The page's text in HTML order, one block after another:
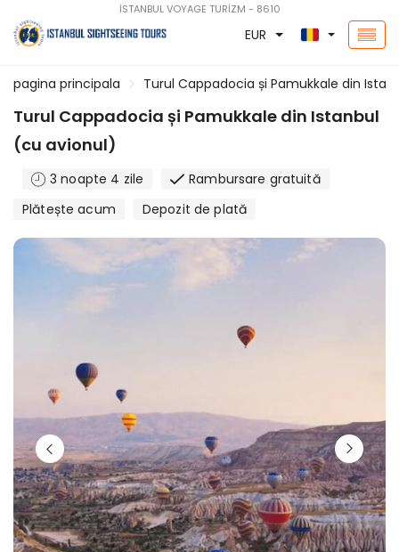
İSTANBUL VOYAGE TURİZM - 8610
EUR
pagina principala Turul Cappadocia și Pamukkale din
Turul Cappadocia și Pamukkale din Istanbul
(cu avionul)
3 noapte 4 zile
Rambursare gratuită
Plătește acum
Depozit de plată